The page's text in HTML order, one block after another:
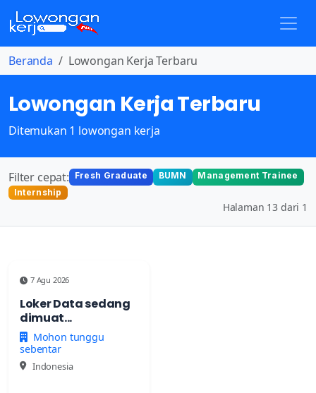
Beranda Lowongan Kerja Terbaru
Lowongan Kerja Terbaru
Ditemukan 1 lowongan kerja
Filter cepat: Fresh Graduate BUMN
Management Trainee
Internship
Halaman 13 dari 1
7 Agu 2026
Loker Data sedang
dimuat...
Mohon tunggu
sebentar
Indonesia